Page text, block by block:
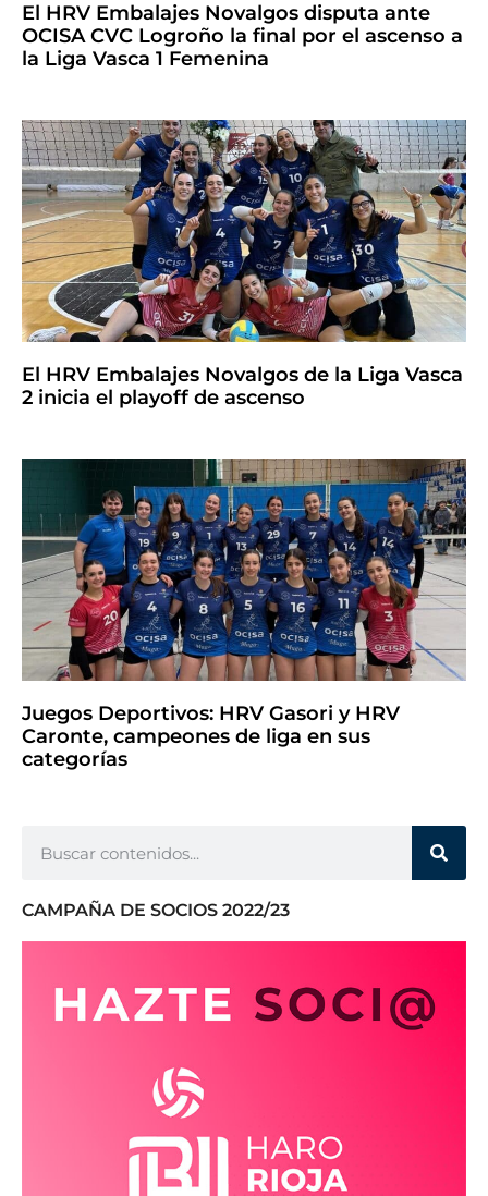
El HRV Embalajes Novalgos disputa ante
OCISA CVC Logroño la final por el ascenso a
la Liga Vasca 1 Femenina
El HRV Embalajes Novalgos de la Liga Vasca
2 inicia el playoff de ascenso
Juegos Deportivos: HRV Gasori y HRV
Caronte, campeones de liga en sus
categorías
CAMPAÑA DE SOCIOS 2022/23